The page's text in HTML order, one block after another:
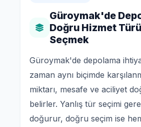
Güroymak'de
Doğru Hizmet
Seçmek
Güroymak'de depolama
zaman aynı biçimde
miktarı, mesafe ve aciliyet
belirler. Yanlış tür seçimi
doğurur, doğru seçim ise